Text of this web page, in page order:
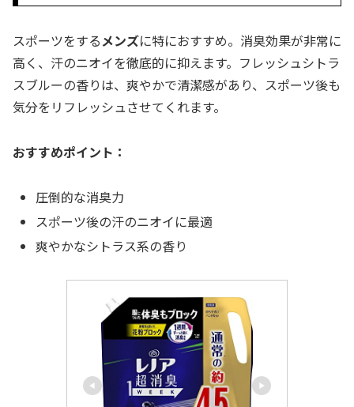
スポーツをするメンズに特におすすめ。消臭効果が非常に
高く、汗のニオイを徹底的に抑えます。フレッシュシトラ
スブルーの香りは、爽やかで清潔感があり、スポーツ後も
気分をリフレッシュさせてくれます。
おすすめポイント：
圧倒的な消臭力
スポーツ後の汗のニオイに最適
爽やかなシトラス系の香り